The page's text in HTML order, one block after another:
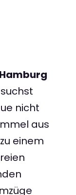
nicht
aus
einem